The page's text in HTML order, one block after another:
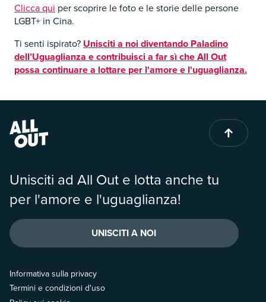
Clicca qui per scoprire le foto e le storie delle persone
LGBT+ in Cina.
Ti senti ispirato? Unisciti a noi diventando Paladino
dell’Uguaglianza e contribuisci a far sì che All Out
possa continuare a lottare per l'amore e l'uguaglianza.
Unisciti ad All Out e lotta anche tu
per l'amore e l'uguaglianza!
UNISCITI A NOI
Informativa sulla privacy
Termini e condizioni d'uso